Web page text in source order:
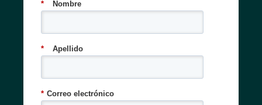
* Nombre
* Apellido
* Correo electrónico